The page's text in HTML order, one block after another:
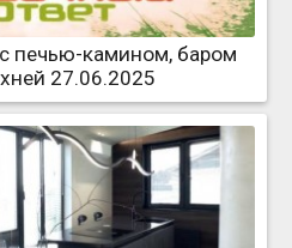
печью-камином, баром
27.06.2025